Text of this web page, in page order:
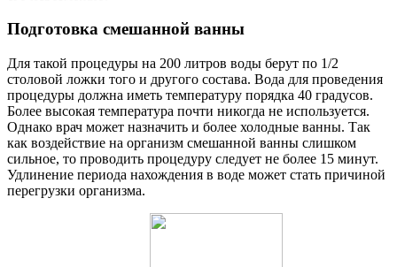
Подготовка смешанной ванны
Для такой процедуры на 200 литров воды берут по 1/2
столовой ложки того и другого состава. Вода для проведения
процедуры должна иметь температуру порядка 40 градусов.
Более высокая температура почти никогда не используется.
Однако врач может назначить и более холодные ванны. Так
как воздействие на организм смешанной ванны слишком
сильное, то проводить процедуру следует не более 15 минут.
Удлинение периода нахождения в воде может стать причиной
перегрузки организма.